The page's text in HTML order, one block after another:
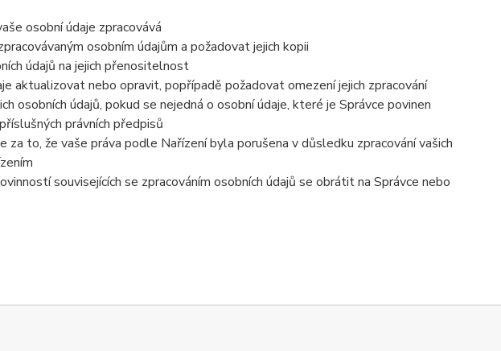
osobní údaje zpracovává
osobním údajům a požadovat jejich kopii
údajů na jejich přenositelnost
aktualizovat nebo opravit, popřípadě požadovat omezení jejich zpracování
osobních údajů, pokud se nejedná o osobní údaje, které je Správce povinen
právních předpisů
za to, že vaše práva podle Nařízení byla porušena v důsledku zpracování vašich
souvisejících se zpracováním osobních údajů se obrátit na Správce nebo